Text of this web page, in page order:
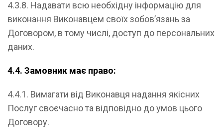
4.3.8. Надавати всю необхідну інформацію для
виконання Виконавцем своїх зобов’язань за
Договором, в тому числі, доступ до персональних
даних.
4.4. Замовник має право:
4.4.1. Вимагати від Виконавця надання якісних
Послуг своєчасно та відповідно до умов цього
Договору.